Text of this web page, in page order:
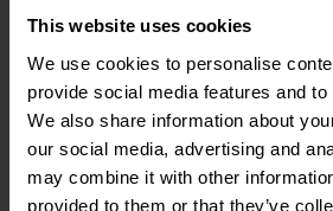
This website uses cookies
We use cookies to personalise
provide social media features and
We also share information about
our social media, advertising and
may combine it with other
provided to them or that they’ve
Was bedeutet die OIML-
Mit der OIML-Zertifizierung
des Wägesystems für die
Rechnungsstellung verwenden.